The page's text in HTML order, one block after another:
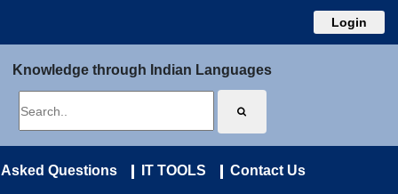
Login
Knowledge through Indian Languages
Questions IT TOOLS Contact Us